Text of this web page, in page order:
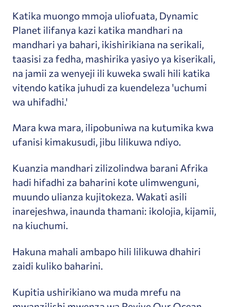
Katika muongo mmoja uliofuata, Dynamic
Planet ilifanya kazi katika mandhari na
mandhari ya bahari, ikishirikiana na serikali,
taasisi za fedha, mashirika yasiyo ya kiserikali,
na jamii za wenyeji ili kuweka swali hili katika
vitendo katika juhudi za kuendeleza 'uchumi
wa uhifadhi.'
Mara kwa mara, ilipobuniwa na kutumika kwa
ufanisi kimakusudi, jibu lilikuwa ndiyo.
Kuanzia mandhari zilizolindwa barani Afrika
hadi hifadhi za baharini kote ulimwenguni,
muundo ulianza kujitokeza. Wakati asili
inarejeshwa, inaunda thamani: ikolojia, kijamii,
na kiuchumi.
Hakuna mahali ambapo hili lilikuwa dhahiri
zaidi kuliko baharini.
Kupitia ushirikiano wa muda mrefu na